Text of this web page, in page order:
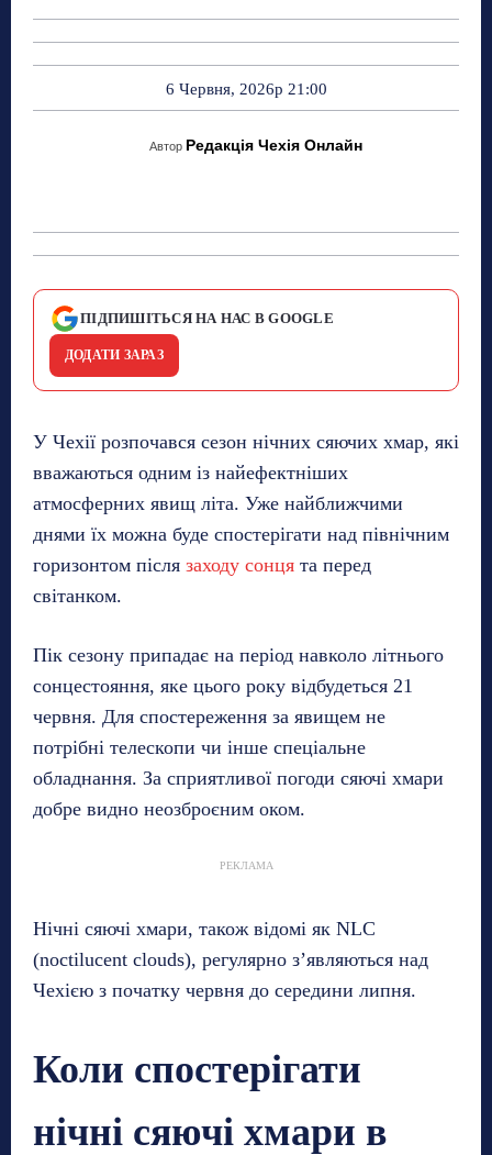
6 Червня, 2026р 21:00
Автор Редакція Чехія Онлайн
ПІДПИШІТЬСЯ НА НАС В GOOGLE
ДОДАТИ ЗАРАЗ
У Чехії розпочався сезон нічних сяючих хмар, які
вважаються одним із найефектніших
атмосферних явищ літа. Уже найближчими
днями їх можна буде спостерігати над північним
горизонтом після заходу сонця та перед
світанком.
Пік сезону припадає на період навколо літнього
сонцестояння, яке цього року відбудеться 21
червня. Для спостереження за явищем не
потрібні телескопи чи інше спеціальне
обладнання. За сприятливої погоди сяючі хмари
добре видно неозброєним оком.
РЕКЛАМА
Нічні сяючі хмари, також відомі як NLC
(noctilucent clouds), регулярно з’являються над
Чехією з початку червня до середини липня.
Коли спостерігати
нічні сяючі хмари в